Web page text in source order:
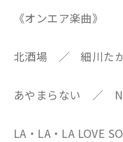
《オンエア楽曲》
北酒場 ／ 細川た
あやまらない ／
LA・LA・LA LOVE